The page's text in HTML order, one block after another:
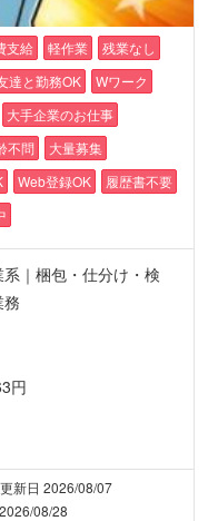
支給 軽作業
残業なし
達と勤務OK
Wワーク
大手企業のお仕事
不問
大量募集
Web登録OK
履歴書不要
｜梱包・仕分け・検
円
新日 2026/08/07
08/28